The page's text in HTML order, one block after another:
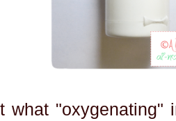
what "oxygenating"